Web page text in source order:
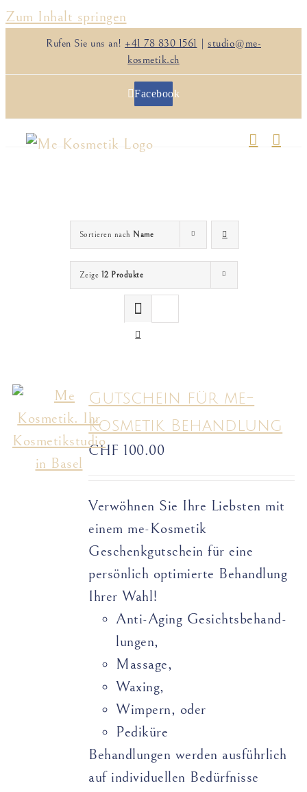
Zum Inhalt springen
Rufen Sie uns an! +41 78 830 1561 | studio@me-
kosmetik.ch
Facebook
Sortieren nach Name
Zeige 12 Produkte
Gutschein für me-
Kosmetik Behandlung
CHF 100.00
Verwöhnen Sie Ihre Liebsten mit
einem me-Kosmetik
Geschenkgutschein für eine
persönlich optimierte Behandlung
Ihrer Wahl!
Anti-Aging Gesichts­­­­behand­­
lungen,
Massage,
Waxing,
Wimpern, oder
Pediküre
Behandlungen werden ausführlich
auf individuellen Bedürfnisse